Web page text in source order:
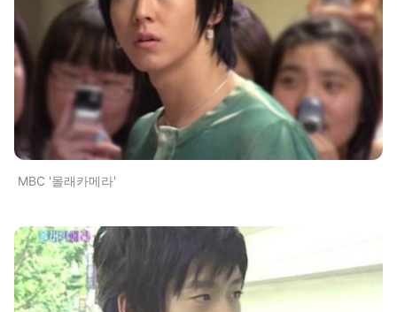
MBC '몰래카메라'